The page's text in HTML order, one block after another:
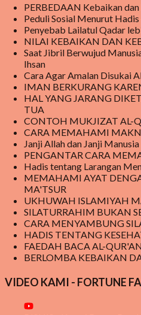
menerima MAKANAN BERGIZI
penasaran menanti kedatangan
Program Makanan Bergizi ini, pada
publik karena beberapa kasus di
beres pada makanan yang
berdampak buruk bagi kesehatan
pada akhirnya di beritakan bahwa
jatuh sakit sehingga dikatakan
yang disalurkan dari MBG . Meski
PERBEDAAN Kebaikan
Peduli Sosial Menurut
Penyebab Lailatul Qadar
NILAI KEBAIKAN DAN
Saat Jibril Berwujud
Ihsan
Cara Agar Amalan Disukai
IMAN BERKURANG
HAL YANG JARANG
TUA
CONTOH MUKJIZAT AL-
CARA MEMAHAMI
Janji Allah dan Janji Manusia
PENGANTAR CARA
Hadis tentang Larangan
MEMAHAMI AYAT
MA'TSUR
UKHUWAH ISLAMIYAH
SILATURRAHIM BUKAN
CARA MENYAMBUNG
HADIS TENTANG
FAEDAH BACA AL-
BERLOMBA KEBAIKAN
VIDEO KAMI - FORTUNE